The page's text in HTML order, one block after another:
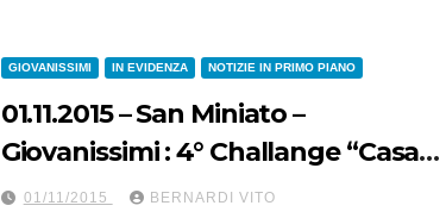
GIOVANISSIMI IN EVIDENZA NOTIZIE IN PRIMO PIANO
01.11.2015 – San Miniato –
Giovanissimi : 4° Challange “Casa
Bonello” con oltre 700 Giovanissimi
01/11/2015 BERNARDI VITO